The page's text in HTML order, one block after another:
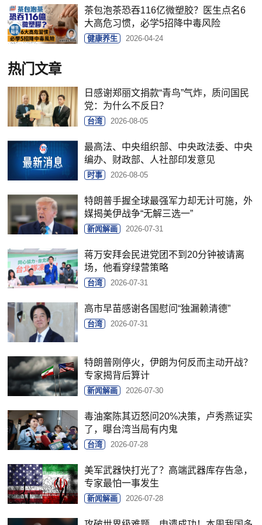
茶包泡茶恐吞116亿微塑胶？医生点名6
大高危习惯，必学5招降中毒风险
健康养生 2026-04-24
热门文章
日感谢郑丽文捐款“青鸟”气炸，质问国民
党：为什么不反日？
台湾 2026-08-05
最高法、中央组织部、中央政法委、中央
编办、财政部、人社部印发意见
时事 2026-08-05
特朗普手握全球最强军力却无计可施，外
媒揭美伊战争“无解三选一”
新闻解画 2026-07-31
蒋万安拜会民进党团不到20分钟被请离
场，他看穿绿营策略
台湾 2026-07-31
高市早苗感谢各国慰问“独漏赖清德”
台湾 2026-07-31
特朗普刚停火，伊朗为何反而主动开战？
专家揭背后算计
新闻解画 2026-07-30
毒油案陈其迈怒问20%决策，卢秀燕证实
了，曝台湾当局有内鬼
台湾 2026-07-28
美军武器快打光了？高端武器库存告急，
专家最怕一事发生
新闻解画 2026-07-28